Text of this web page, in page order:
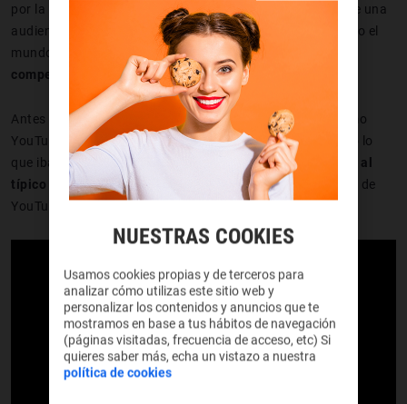
por la cadena BT Sport y se pudo ver en directo delante de una
audiencia real. El chico tenía piernas, ganó delante de todo el
mundo la carrera, otra cosa es
cómo llegó hasta la
competición
Antes de explicar el engaño es interesante saber que, como
YouTuber que es, Cameron estuvo contando vídeo a vídeo lo
que iba aconteciendo - lo tenéis en su canal -hasta llegar al
típico contenido pidiendo perdón
, casi un género en esto de
YouTube:
NUESTRAS COOKIES
Usamos cookies propias y de terceros para
analizar cómo utilizas este sitio web y
personalizar los contenidos y anuncios que te
mostramos en base a tus hábitos de navegación
(páginas visitadas, frecuencia de acceso, etc) Si
quieres saber más, echa un vistazo a nuestra
política de cookies